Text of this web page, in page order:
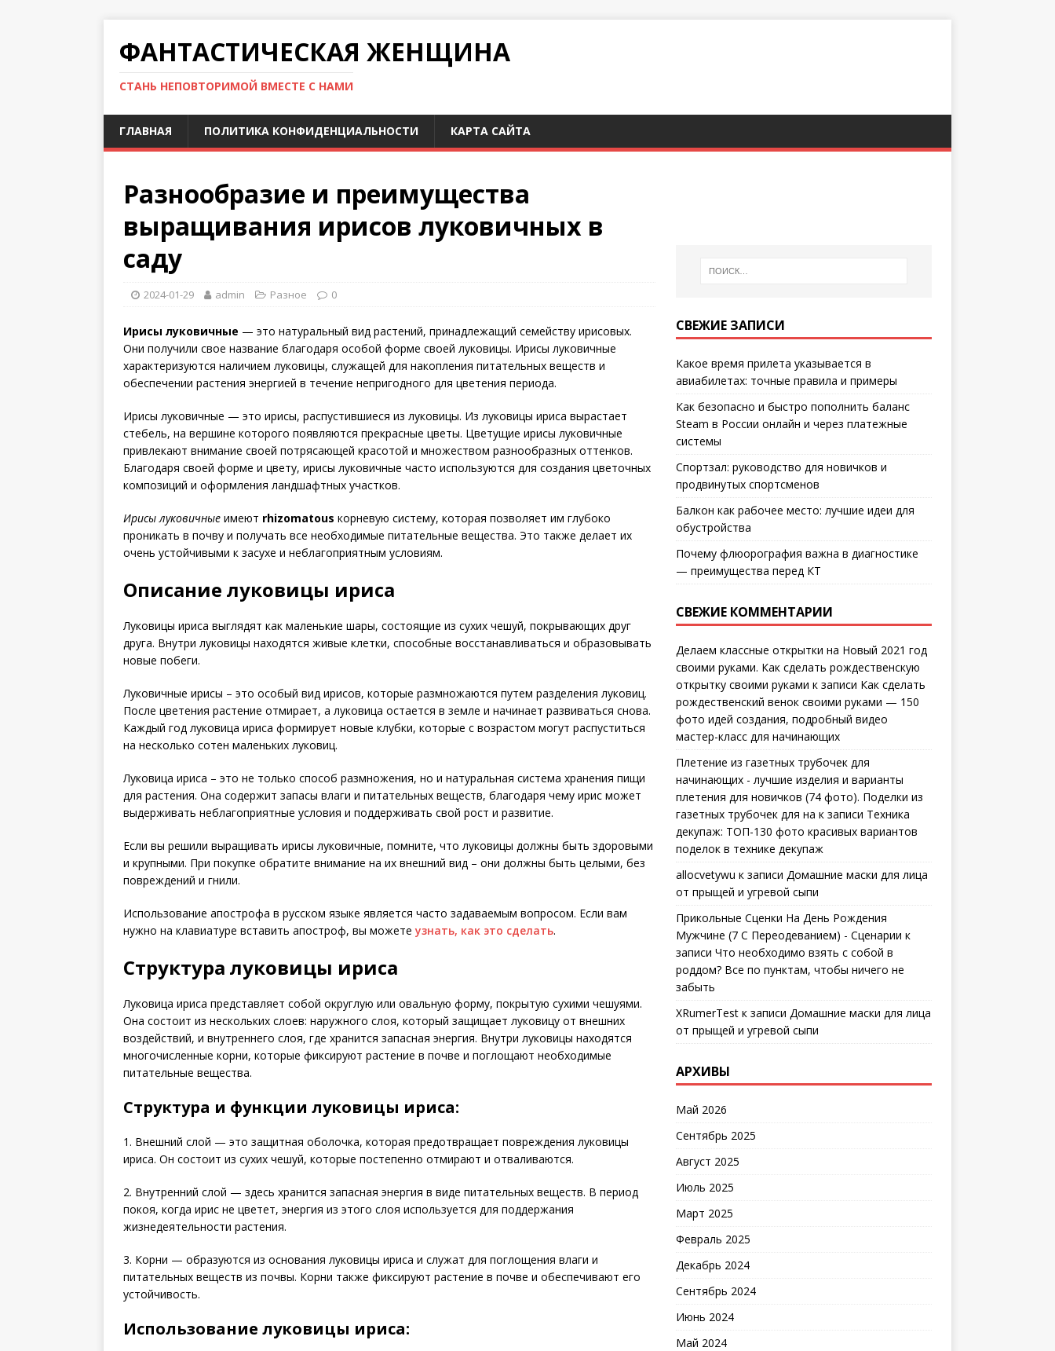
ФАНТАСТИЧЕСКАЯ ЖЕНЩИНА
СТАНЬ НЕПОВТОРИМОЙ ВМЕСТЕ С НАМИ
ГЛАВНАЯ ПОЛИТИКА КОНФИДЕНЦИАЛЬНОСТИ КАРТА САЙТА
Разнообразие и преимущества
выращивания ирисов луковичных в
саду
2024-01-29 admin Разное 0
Ирисы луковичные — это натуральный вид растений, принадлежащий семейству ирисовых.
Они получили свое название благодаря особой форме своей луковицы. Ирисы луковичные
характеризуются наличием луковицы, служащей для накопления питательных веществ и
обеспечении растения энергией в течение непригодного для цветения периода.
Ирисы луковичные — это ирисы, распустившиеся из луковицы. Из луковицы ириса вырастает
стебель, на вершине которого появляются прекрасные цветы. Цветущие ирисы луковичные
привлекают внимание своей потрясающей красотой и множеством разнообразных оттенков.
Благодаря своей форме и цвету, ирисы луковичные часто используются для создания цветочных
композиций и оформления ландшафтных участков.
Ирисы луковичные имеют rhizomatous корневую систему, которая позволяет им глубоко
проникать в почву и получать все необходимые питательные вещества. Это также делает их
очень устойчивыми к засухе и неблагоприятным условиям.
Описание луковицы ириса
Луковицы ириса выглядят как маленькие шары, состоящие из сухих чешуй, покрывающих друг
друга. Внутри луковицы находятся живые клетки, способные восстанавливаться и образовывать
новые побеги.
Луковичные ирисы – это особый вид ирисов, которые размножаются путем разделения луковиц.
После цветения растение отмирает, а луковица остается в земле и начинает развиваться снова.
Каждый год луковица ириса формирует новые клубки, которые с возрастом могут распуститься
на несколько сотен маленьких луковиц.
Луковица ириса – это не только способ размножения, но и натуральная система хранения пищи
для растения. Она содержит запасы влаги и питательных веществ, благодаря чему ирис может
выдерживать неблагоприятные условия и поддерживать свой рост и развитие.
Если вы решили выращивать ирисы луковичные, помните, что луковицы должны быть здоровыми
и крупными. При покупке обратите внимание на их внешний вид – они должны быть целыми, без
повреждений и гнили.
Использование апострофа в русском языке является часто задаваемым вопросом. Если вам
нужно на клавиатуре вставить апостроф, вы можете узнать, как это сделать.
Структура луковицы ириса
Луковица ириса представляет собой округлую или овальную форму, покрытую сухими чешуями.
Она состоит из нескольких слоев: наружного слоя, который защищает луковицу от внешних
воздействий, и внутреннего слоя, где хранится запасная энергия. Внутри луковицы находятся
многочисленные корни, которые фиксируют растение в почве и поглощают необходимые
питательные вещества.
Структура и функции луковицы ириса:
1. Внешний слой — это защитная оболочка, которая предотвращает повреждения луковицы
ириса. Он состоит из сухих чешуй, которые постепенно отмирают и отваливаются.
2. Внутренний слой — здесь хранится запасная энергия в виде питательных веществ. В период
покоя, когда ирис не цветет, энергия из этого слоя используется для поддержания
жизнедеятельности растения.
3. Корни — образуются из основания луковицы ириса и служат для поглощения влаги и
питательных веществ из почвы. Корни также фиксируют растение в почве и обеспечивают его
устойчивость.
Использование луковицы ириса:
СВЕЖИЕ ЗАПИСИ
Какое время прилета указывается в
авиабилетах: точные правила и примеры
Как безопасно и быстро пополнить баланс
Steam в России онлайн и через платежные
системы
Спортзал: руководство для новичков и
продвинутых спортсменов
Балкон как рабочее место: лучшие идеи для
обустройства
Почему флюорография важна в диагностике
— преимущества перед КТ
СВЕЖИЕ КОММЕНТАРИИ
Делаем классные открытки на Новый 2021 год
своими руками. Как сделать рождественскую
открытку своими руками к записи Как сделать
рождественский венок своими руками — 150
фото идей создания, подробный видео
мастер-класс для начинающих
Плетение из газетных трубочек для
начинающих - лучшие изделия и варианты
плетения для новичков (74 фото). Поделки из
газетных трубочек для на к записи Техника
декупаж: ТОП-130 фото красивых вариантов
поделок в технике декупаж
allocvetywu к записи Домашние маски для лица
от прыщей и угревой сыпи
Прикольные Сценки На День Рождения
Мужчине (7 С Переодеванием) - Сценарии к
записи Что необходимо взять с собой в
роддом? Все по пунктам, чтобы ничего не
забыть
XRumerTestк записи Домашние маски для лица
от прыщей и угревой сыпи
АРХИВЫ
Май 2026
Сентябрь 2025
Август 2025
Июль 2025
Март 2025
Февраль 2025
Декабрь 2024
Сентябрь 2024
Июнь 2024
Май 2024